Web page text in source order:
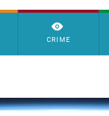
CRIME